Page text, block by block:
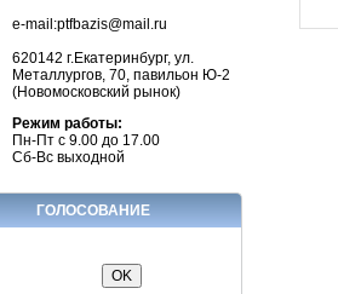
e-mail:ptfbazis@mail.ru
620142 г.Екатеринбург, ул.
Металлургов, 70, павильон Ю-2
(Новомосковский рынок)
Режим работы:
Пн-Пт с 9.00 до 17.00
Сб-Вс выходной
ГОЛОСОВАНИЕ